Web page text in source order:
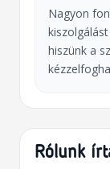
Nagyon
hiszünk a
Rólunk